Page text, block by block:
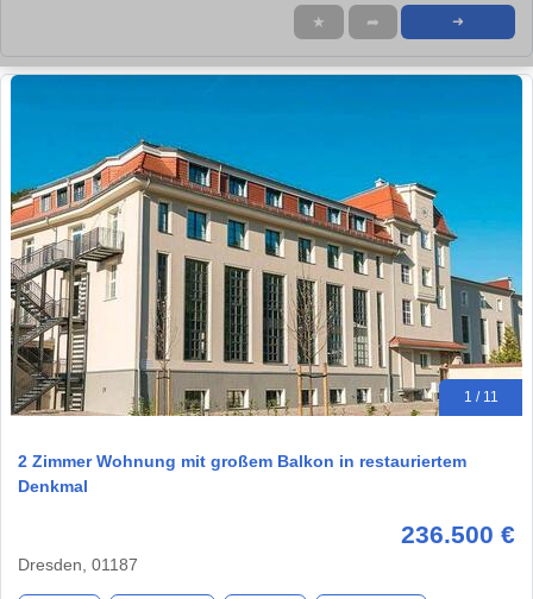
★ ➦ ➜
1 / 11
2 Zimmer Wohnung mit großem Balkon in restauriertem
Denkmal
236.500 €
Dresden, 01187